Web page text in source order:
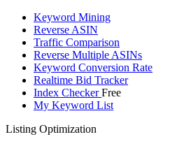
Keyword Mining
Reverse ASIN
Traffic Comparison
Reverse Multiple ASINs
Keyword Conversion Rate
Realtime Bid Tracker
Index CheckerFree
My Keyword List
Listing Optimization